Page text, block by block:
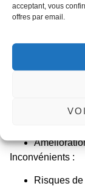
acceptant, vous
offres par email.
Les
resserre les
pour donner un
Inconvénients :
Risques